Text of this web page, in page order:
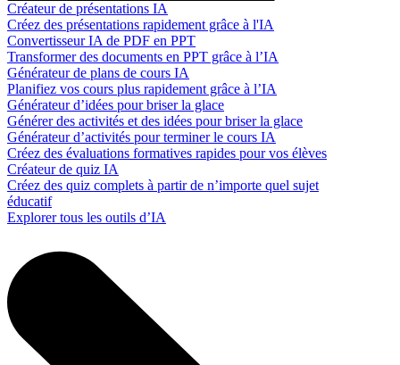
Créateur de présentations IA
Créez des présentations rapidement grâce à l'IA
Convertisseur IA de PDF en PPT
Transformer des documents en PPT grâce à l’IA
Générateur de plans de cours IA
Planifiez vos cours plus rapidement grâce à l’IA
Générateur d’idées pour briser la glace
Générer des activités et des idées pour briser la glace
Générateur d’activités pour terminer le cours IA
Créez des évaluations formatives rapides pour vos élèves
Créateur de quiz IA
Créez des quiz complets à partir de n’importe quel sujet
éducatif
Explorer tous les outils d’IA